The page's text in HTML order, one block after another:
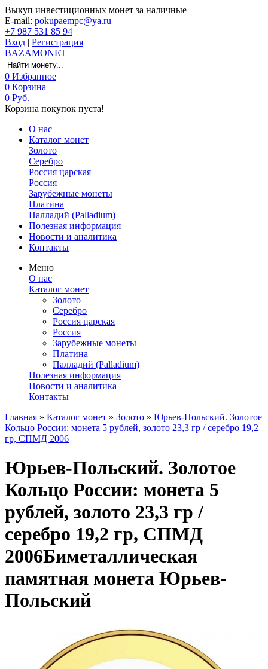
Выкуп инвестиционных монет за наличные
E-mail: pokupaempc@ya.ru
+7 987 531 85 94
Вход | Регистрация
BAZAMONET
0 Избранное
0 Корзина
0 Руб.
Корзина покупок пуста!
О нас
Каталог монет
Золото
Серебро
Россия царская
Россия
Зарубежные монеты
Платина
Палладий (Palladium)
Полезная информация
Новости и аналитика
Контакты
Меню
О нас
Каталог монет
Золото
Серебро
Россия царская
Россия
Зарубежные монеты
Платина
Палладий (Palladium)
Полезная информация
Новости и аналитика
Контакты
Главная » Каталог монет » Золото » Юрьев-Польский. Золотое
Кольцо России: монета 5 рублей, золото 23,3 гр / серебро 19,2
гр, СПМД 2006
Юрьев-Польский. Золотое
Кольцо России: монета 5
рублей, золото 23,3 гр /
серебро 19,2 гр, СПМД
2006Биметаллическая
памятная монета Юрьев-
Польский